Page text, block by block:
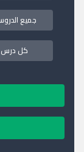
جميع
كل درس فيه 5 اختبارات تفاعلية